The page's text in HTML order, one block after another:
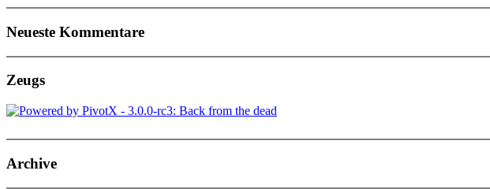
Neueste Kommentare
Zeugs
Archive